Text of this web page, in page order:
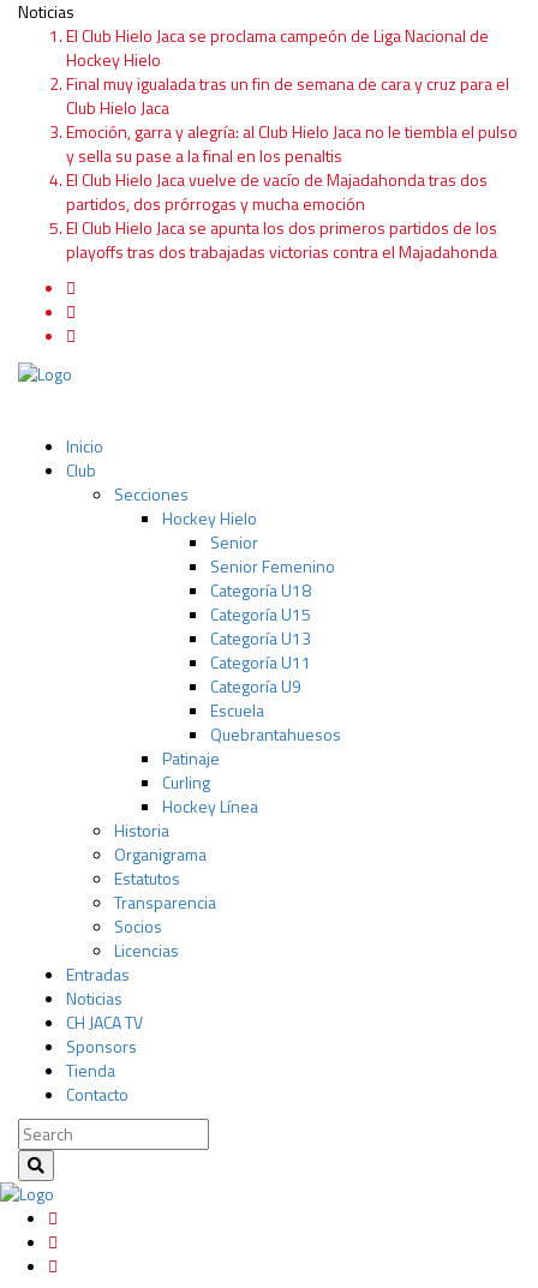
Noticias
El Club Hielo Jaca se proclama campeón de Liga Nacional de
Hockey Hielo
Final muy igualada tras un fin de semana de cara y cruz para el
Club Hielo Jaca
Emoción, garra y alegría: al Club Hielo Jaca no le tiembla el pulso
y sella su pase a la final en los penaltis
El Club Hielo Jaca vuelve de vacío de Majadahonda tras dos
partidos, dos prórrogas y mucha emoción
El Club Hielo Jaca se apunta los dos primeros partidos de los
playoffs tras dos trabajadas victorias contra el Majadahonda
Inicio
Club
Secciones
Hockey Hielo
Senior
Senior Femenino
Categoría U18
Categoría U15
Categoría U13
Categoría U11
Categoría U9
Escuela
Quebrantahuesos
Patinaje
Curling
Hockey Línea
Historia
Organigrama
Estatutos
Transparencia
Socios
Licencias
Entradas
Noticias
CH JACA TV
Sponsors
Tienda
Contacto